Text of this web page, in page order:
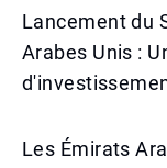
Lancement du
Arabes Unis :
Les Émirats